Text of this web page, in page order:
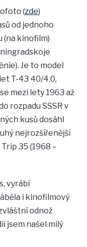
(zde)
od jednoho
(na kinofilm)
Je to model
T-43 40/4.0,
mezi lety 1963 až
rozpadu SSSR v
kusů dosáhl
nejrozšířenější
35 (1968 –
vyrábí
i kinofilmový
odnož
jsem našel milý